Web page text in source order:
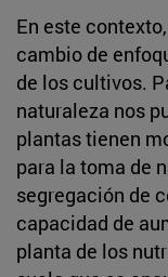
En este
cambio de
de los cultivos.
naturaleza nos
plantas tienen
para la toma de
segregación de
capacidad de
planta de los